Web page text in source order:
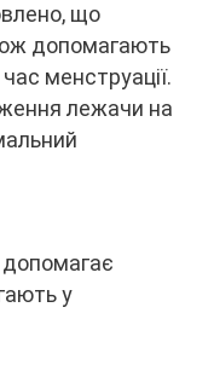
що
допомагають
менструації.
лежачи на
у